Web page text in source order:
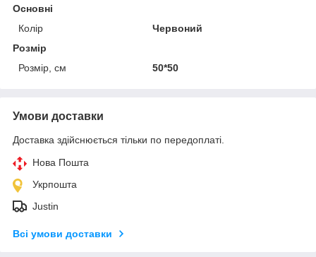
Основні
Колір
Червоний
Розмір
Розмір, см
50*50
Умови доставки
Доставка здійснюється тільки по передоплаті.
Нова Пошта
Укрпошта
Justin
Всі умови доставки